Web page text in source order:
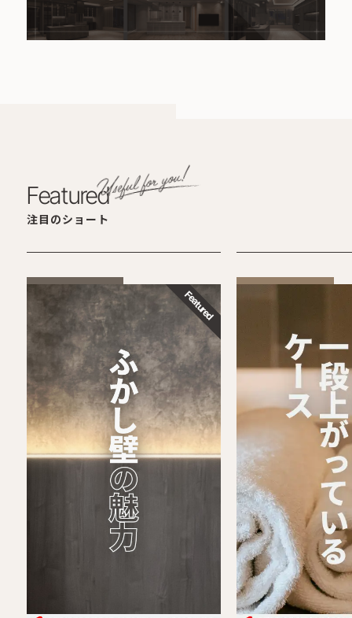
Featured
注目のショート